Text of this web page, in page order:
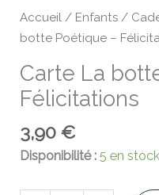
Accueil / Enfants /
botte Poétique –
Carte La
Félicitations
3,90€
Disponibilité : 5 en stock